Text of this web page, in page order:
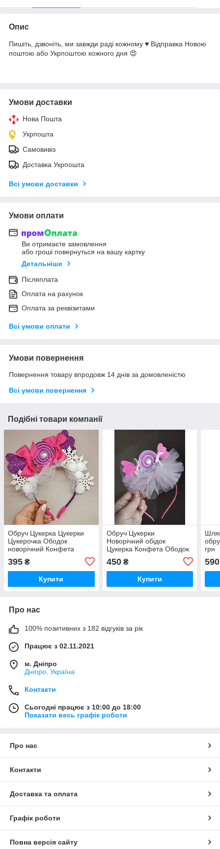
Опис
Пишіть, дзвоніть, ми завжди раді кожному ♥️ Відправка Новою
поштою або Укрпоштою кожного дня 😍
Умови доставки
Нова Пошта
Укрпошта
Самовивіз
Доставка Укрпошта
Всі умови доставки
Умови оплати
Ви отримаєте замовлення
або гроші повернуться на вашу картку
Детальніше
Післяплата
Оплата на рахунок
Оплата за реквізитами
Всі умови оплати
Умови повернення
Повернення товару впродовж 14 днів за домовленістю
Всі умови повернення
Подібні товари компанії
Обруч Цукерка Цукерки
Цукерочка Ободок
новорічний Конфета
Новогодний обруч
395 ₴
Купити
Обруч Цукерки
Новорічний обідок
Цукерка Конфета Ободок
обруч Новорічна цукерка
Цукерочка
450₴
Купити
грн
590
Про нас
100% позитивних з 182 відгуків за рік
Працює з 02.11.2021
м. Дніпро
Дніпро, Україна
Контакти
Сьогодні працює з 10:00 до 18:00
Показати весь графік роботи
Про нас
Контакти
Доставка та оплата
Графік роботи
Повна версія сайту